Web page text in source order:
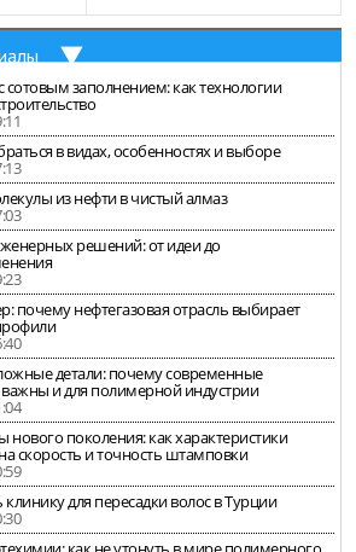
заполнением: как технологии
в видах, особенностях и выборе
из нефти в чистый алмаз
решений: от идеи до
нефтегазовая отрасль выбирает
детали: почему современные
важны и для полимерной индустрии
поколения: как характеристики
скорость и точность штамповки
для пересадки волос в Турции